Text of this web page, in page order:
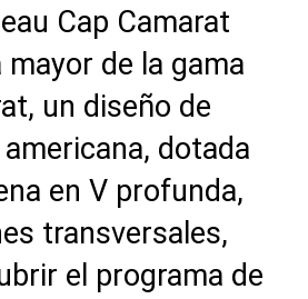
Cap Camarat
mayor de la gama
un diseño de
dotada
en V profunda,
transversales,
el programa de